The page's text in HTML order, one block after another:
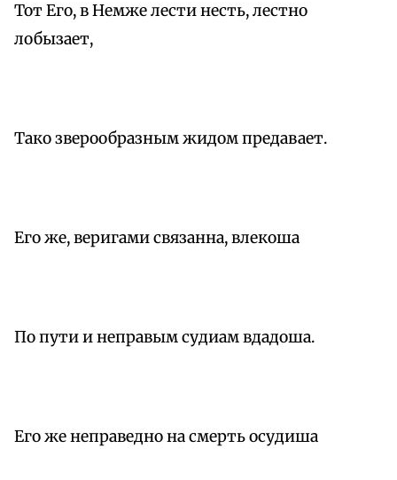
Тот Его, в Немже лести несть, лестно
лобызает,
Тако зверообразным жидом предавает.
Его же, веригами связанна, влекоша
По пути и неправым судиам вдадоша.
Его же неправедно на смерть осудиша